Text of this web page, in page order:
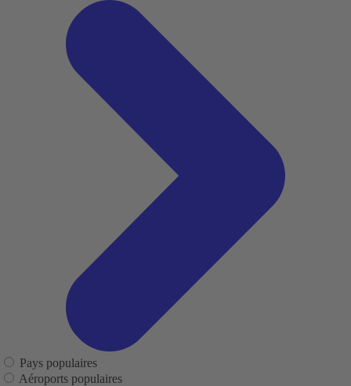
Pays populaires
Aéroports populaires